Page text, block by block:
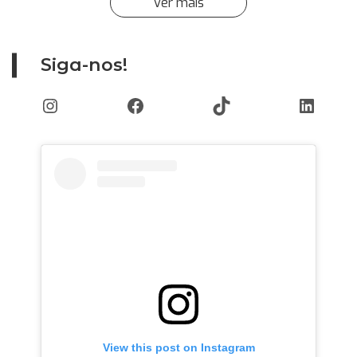
Siga-nos!
InstagramFacebook TikTok
View this post on Instagram